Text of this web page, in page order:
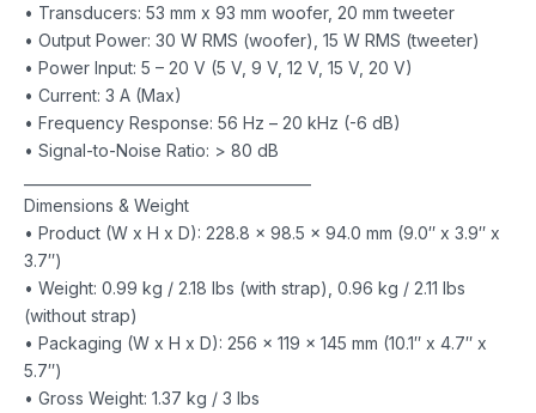
• Transducers: 53 mm x 93 mm woofer, 20 mm tweeter
• Output Power: 30 W RMS (woofer), 15 W RMS (tweeter)
• Power Input: 5 – 20 V (5 V, 9 V, 12 V, 15 V, 20 V)
• Current: 3 A (Max)
• Frequency Response: 56 Hz – 20 kHz (-6 dB)
• Signal-to-Noise Ratio: > 80 dB
Dimensions & Weight
• Product (W x H x D): 228.8 x 98.5 x 94.0 mm (9.0″ x 3.9″ x
3.7″)
• Weight: 0.99 kg / 2.18 lbs (with strap), 0.96 kg / 2.11 lbs
(without strap)
• Packaging (W x H x D): 256 x 119 x 145 mm (10.1″ x 4.7″ x
5.7″)
• Gross Weight: 1.37 kg / 3 lbs